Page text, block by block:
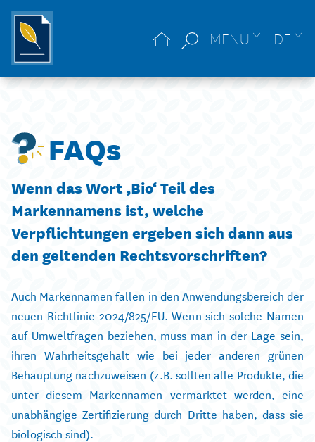
MENU DE
FAQs
Wenn das Wort ‚Bio‘ Teil des
Markennamens ist, welche
Verpflichtungen ergeben sich dann aus
den geltenden Rechtsvorschriften?
Auch Markennamen fallen in den Anwendungsbereich der
neuen Richtlinie 2024/825/EU. Wenn sich solche Namen
auf Umweltfragen beziehen, muss man in der Lage sein,
ihren Wahrheitsgehalt wie bei jeder anderen grünen
Behauptung nachzuweisen (z.B. sollten alle Produkte, die
unter diesem Markennamen vermarktet werden, eine
unabhängige Zertifizierung durch Dritte haben, dass sie
biologisch sind).